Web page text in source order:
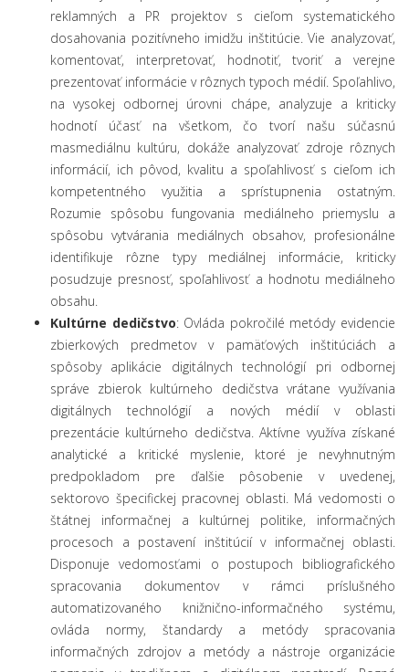
reklamných a PR projektov s cieľom systematického
dosahovania pozitívneho imidžu inštitúcie. Vie analyzovať,
komentovať, interpretovať, hodnotiť, tvoriť a verejne
prezentovať informácie v rôznych typoch médií. Spoľahlivo,
na vysokej odbornej úrovni chápe, analyzuje a kriticky
hodnotí účasť na všetkom, čo tvorí našu súčasnú
masmediálnu kultúru, dokáže analyzovať zdroje rôznych
informácií, ich pôvod, kvalitu a spoľahlivosť s cieľom ich
kompetentného využitia a sprístupnenia ostatným.
Rozumie spôsobu fungovania mediálneho priemyslu a
spôsobu vytvárania mediálnych obsahov, profesionálne
identifikuje rôzne typy mediálnej informácie, kriticky
posudzuje presnosť, spoľahlivosť a hodnotu mediálneho
obsahu.
Kultúrne dedičstvo: Ovláda pokročilé metódy evidencie
zbierkových predmetov v pamäťových inštitúciách a
spôsoby aplikácie digitálnych technológií pri odbornej
správe zbierok kultúrneho dedičstva vrátane využívania
digitálnych technológií a nových médií v oblasti
prezentácie kultúrneho dedičstva. Aktívne využíva získané
analytické a kritické myslenie, ktoré je nevyhnutným
predpokladom pre ďalšie pôsobenie v uvedenej,
sektorovo špecifickej pracovnej oblasti. Má vedomosti o
štátnej informačnej a kultúrnej politike, informačných
procesoch a postavení inštitúcií v informačnej oblasti.
Disponuje vedomosťami o postupoch bibliografického
spracovania dokumentov v rámci príslušného
automatizovaného knižnično-informačného systému,
ovláda normy, štandardy a metódy spracovania
informačných zdrojov a metódy a nástroje organizácie